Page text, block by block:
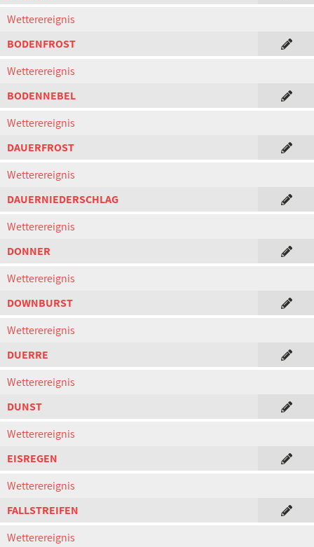
Wetterereignis
BODENFROST
Wetterereignis
BODENNEBEL
Wetterereignis
DAUERFROST
Wetterereignis
DAUERNIEDERSCHLAG
Wetterereignis
DONNER
Wetterereignis
DOWNBURST
Wetterereignis
DUERRE
Wetterereignis
DUNST
Wetterereignis
EISREGEN
Wetterereignis
FALLSTREIFEN
Wetterereignis